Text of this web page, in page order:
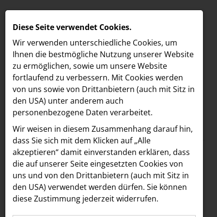
MELDUNGEN
LOEBELL NORDBERG
INNER
aehre
Astoria Artshow
B/S/H Hausgeräte
Meldungen / Vöslauer
Text Bilder
21.05.2025
„Packen wir es
gemeinsam an“:
Diese Seite verwendet Cookies.
Wir verwenden unterschiedliche Cookies, um
Ihnen die best­mögliche Nutzung unserer Website
zu ermöglichen, sowie um unsere Website
fortlaufend zu verbessern. Mit Cookies werden
von uns sowie von Drittanbietern (auch mit Sitz in
den USA) unter anderem auch
personenbezogene Daten verarbeitet.
Wir weisen in diesem Zusammenhang darauf hin,
dass Sie sich mit dem Klicken auf „Alle
akzeptieren“ damit ein­ver­standen erklären, dass
die auf unserer Seite eingesetzten Cookies von
uns und von den Drittanbietern (auch mit Sitz in
den USA) verwendet werden dürfen. Sie können
diese Zustimmung jederzeit widerrufen.